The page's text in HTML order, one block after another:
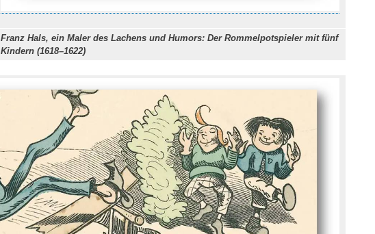
Franz Hals, ein Maler des Lachens und Humors: Der Rommelpotspieler mit fünf
Kindern (1618–1622)